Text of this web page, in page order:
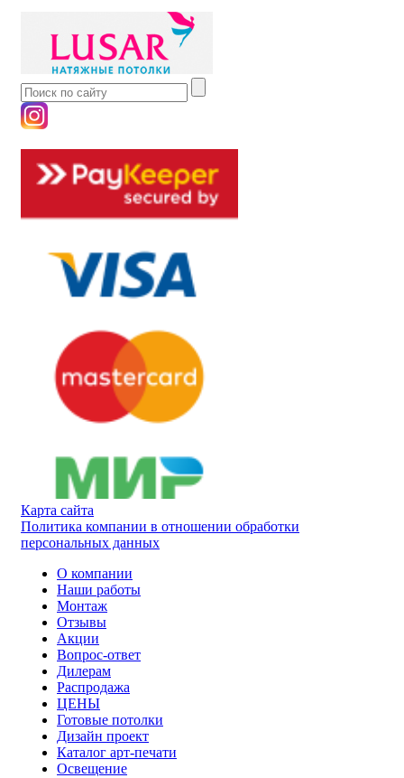
Карта сайта
Политика компании в отношении обработки
персональных данных
О компании
Наши работы
Монтаж
Отзывы
Акции
Вопрос-ответ
Дилерам
Распродажа
ЦЕНЫ
Готовые потолки
Дизайн проект
Каталог арт-печати
Освещение